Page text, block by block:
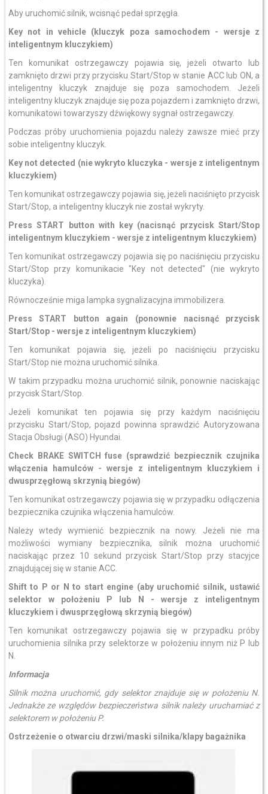
Aby uruchomić silnik, wcisnąć pedał sprzęgła.
Key not in vehicle (kluczyk poza samochodem - wersje z
inteligentnym kluczykiem)
Ten komunikat ostrzegawczy pojawia się, jeżeli otwarto lub
zamknięto drzwi przy przycisku Start/Stop w stanie ACC lub ON, a
inteligentny kluczyk znajduje się poza samochodem. Jeżeli
inteligentny kluczyk znajduje się poza pojazdem i zamknięto drzwi,
komunikatowi towarzyszy dźwiękowy sygnał ostrzegawczy.
Podczas próby uruchomienia pojazdu należy zawsze mieć przy
sobie inteligentny kluczyk.
Key not detected (nie wykryto kluczyka - wersje z inteligentnym
kluczykiem)
Ten komunikat ostrzegawczy pojawia się, jeżeli naciśnięto przycisk
Start/Stop, a inteligentny kluczyk nie został wykryty.
Press START button with key (nacisnąć przycisk Start/Stop
inteligentnym kluczykiem - wersje z inteligentnym kluczykiem)
Ten komunikat ostrzegawczy pojawia się po naciśnięciu przycisku
Start/Stop przy komunikacie "Key not detected" (nie wykryto
kluczyka).
Równocześnie miga lampka sygnalizacyjna immobilizera.
Press START button again (ponownie nacisnąć przycisk
Start/Stop - wersje z inteligentnym kluczykiem)
Ten komunikat pojawia się, jeżeli po naciśnięciu przycisku
Start/Stop nie można uruchomić silnika.
W takim przypadku można uruchomić silnik, ponownie naciskając
przycisk Start/Stop.
Jeżeli komunikat ten pojawia się przy każdym naciśnięciu
przycisku Start/Stop, pojazd powinna sprawdzić Autoryzowana
Stacja Obsługi (ASO) Hyundai.
Check BRAKE SWITCH fuse (sprawdzić bezpiecznik czujnika
włączenia hamulców - wersje z inteligentnym kluczykiem i
dwusprzęgłową skrzynią biegów)
Ten komunikat ostrzegawczy pojawia się w przypadku odłączenia
bezpiecznika czujnika włączenia hamulców.
Należy wtedy wymienić bezpiecznik na nowy. Jeżeli nie ma
możliwości wymiany bezpiecznika, silnik można uruchomić
naciskając przez 10 sekund przycisk Start/Stop przy stacyjce
znajdującej się w stanie ACC.
Shift to P or N to start engine (aby uruchomić silnik, ustawić
selektor w położeniu P lub N - wersje z inteligentnym
kluczykiem i dwusprzęgłową skrzynią biegów)
Ten komunikat ostrzegawczy pojawia się w przypadku próby
uruchomienia silnika przy selektorze w położeniu innym niż P lub
N.
Informacja
Silnik można uruchomić, gdy selektor znajduje się w położeniu N.
Jednakże ze względów bezpieczeństwa silnik należy uruchamiać z
selektorem w położeniu P.
Ostrzeżenie o otwarciu drzwi/maski silnika/klapy bagażnika